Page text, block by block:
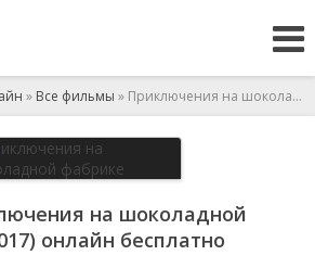
» Все фильмы » Приключения на шоколадной фабрике
на шоколадной
онлайн бесплатно